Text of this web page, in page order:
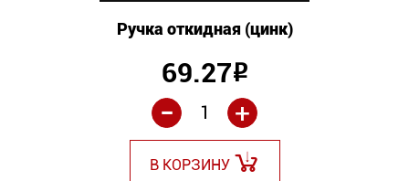
Ручка откидная (цинк)
69.27Р
+
-
В КОРЗИНУ